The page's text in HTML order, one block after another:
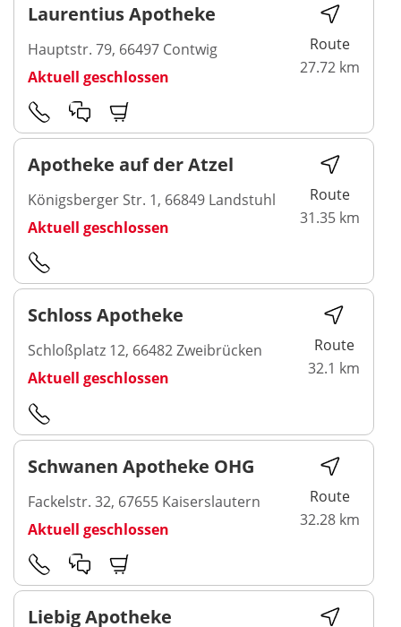
Laurentius Apotheke
Hauptstr. 79, 66497 Contwig
Aktuell geschlossen
Route
27.72 km
Apotheke auf der Atzel
Königsberger Str. 1, 66849 Landstuhl
Aktuell geschlossen
Route
31.35 km
Schloss Apotheke
Schloßplatz 12, 66482 Zweibrücken
Aktuell geschlossen
Route
32.1 km
Schwanen Apotheke OHG
Fackelstr. 32, 67655 Kaiserslautern
Aktuell geschlossen
Route
32.28 km
Liebig Apotheke